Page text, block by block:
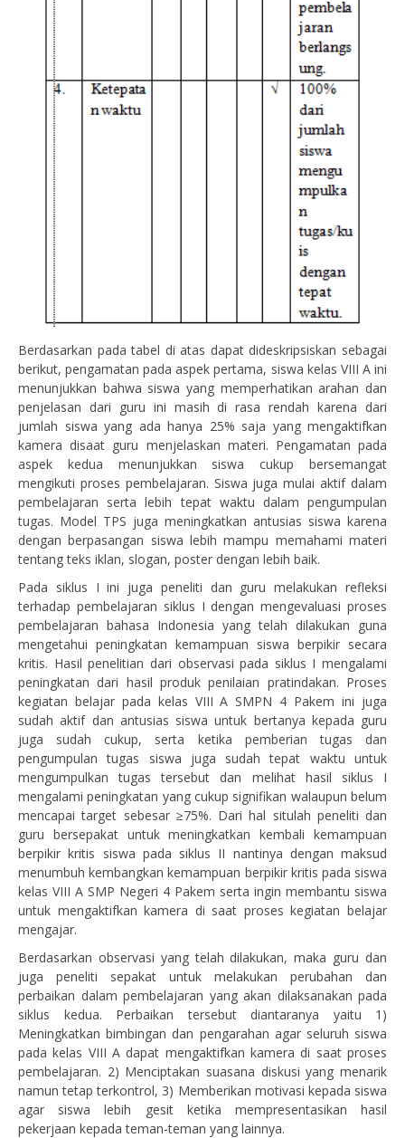
Berdasarkan pada tabel di atas dapat dideskripsiskan sebagai
berikut, pengamatan pada aspek pertama, siswa kelas VIII A ini
menunjukkan bahwa siswa yang memperhatikan arahan dan
penjelasan dari guru ini masih di rasa rendah karena dari
jumlah siswa yang ada hanya 25% saja yang mengaktifkan
kamera disaat guru menjelaskan materi. Pengamatan pada
aspek kedua menunjukkan siswa cukup bersemangat
mengikuti proses pembelajaran. Siswa juga mulai aktif dalam
pembelajaran serta lebih tepat waktu dalam pengumpulan
tugas. Model TPS juga meningkatkan antusias siswa karena
dengan berpasangan siswa lebih mampu memahami materi
tentang teks iklan, slogan, poster dengan lebih baik.
Pada siklus I ini juga peneliti dan guru melakukan refleksi
terhadap pembelajaran siklus I dengan mengevaluasi proses
pembelajaran bahasa Indonesia yang telah dilakukan guna
mengetahui peningkatan kemampuan siswa berpikir secara
kritis. Hasil penelitian dari observasi pada siklus I mengalami
peningkatan dari hasil produk penilaian pratindakan. Proses
kegiatan belajar pada kelas VIII A SMPN 4 Pakem ini juga
sudah aktif dan antusias siswa untuk bertanya kepada guru
juga sudah cukup, serta ketika pemberian tugas dan
pengumpulan tugas siswa juga sudah tepat waktu untuk
mengumpulkan tugas tersebut dan melihat hasil siklus I
mengalami peningkatan yang cukup signifikan walaupun belum
mencapai target sebesar ≥75%. Dari hal situlah peneliti dan
guru bersepakat untuk meningkatkan kembali kemampuan
berpikir kritis siswa pada siklus II nantinya dengan maksud
menumbuh kembangkan kemampuan berpikir kritis pada siswa
kelas VIII A SMP Negeri 4 Pakem serta ingin membantu siswa
untuk mengaktifkan kamera di saat proses kegiatan belajar
mengajar.
Berdasarkan observasi yang telah dilakukan, maka guru dan
juga peneliti sepakat untuk melakukan perubahan dan
perbaikan dalam pembelajaran yang akan dilaksanakan pada
siklus kedua. Perbaikan tersebut diantaranya yaitu 1)
Meningkatkan bimbingan dan pengarahan agar seluruh siswa
pada kelas VIII A dapat mengaktifkan kamera di saat proses
pembelajaran. 2) Menciptakan suasana diskusi yang menarik
namun tetap terkontrol, 3) Memberikan motivasi kepada siswa
agar siswa lebih gesit ketika mempresentasikan hasil
pekerjaan kepada teman-teman yang lainnya.